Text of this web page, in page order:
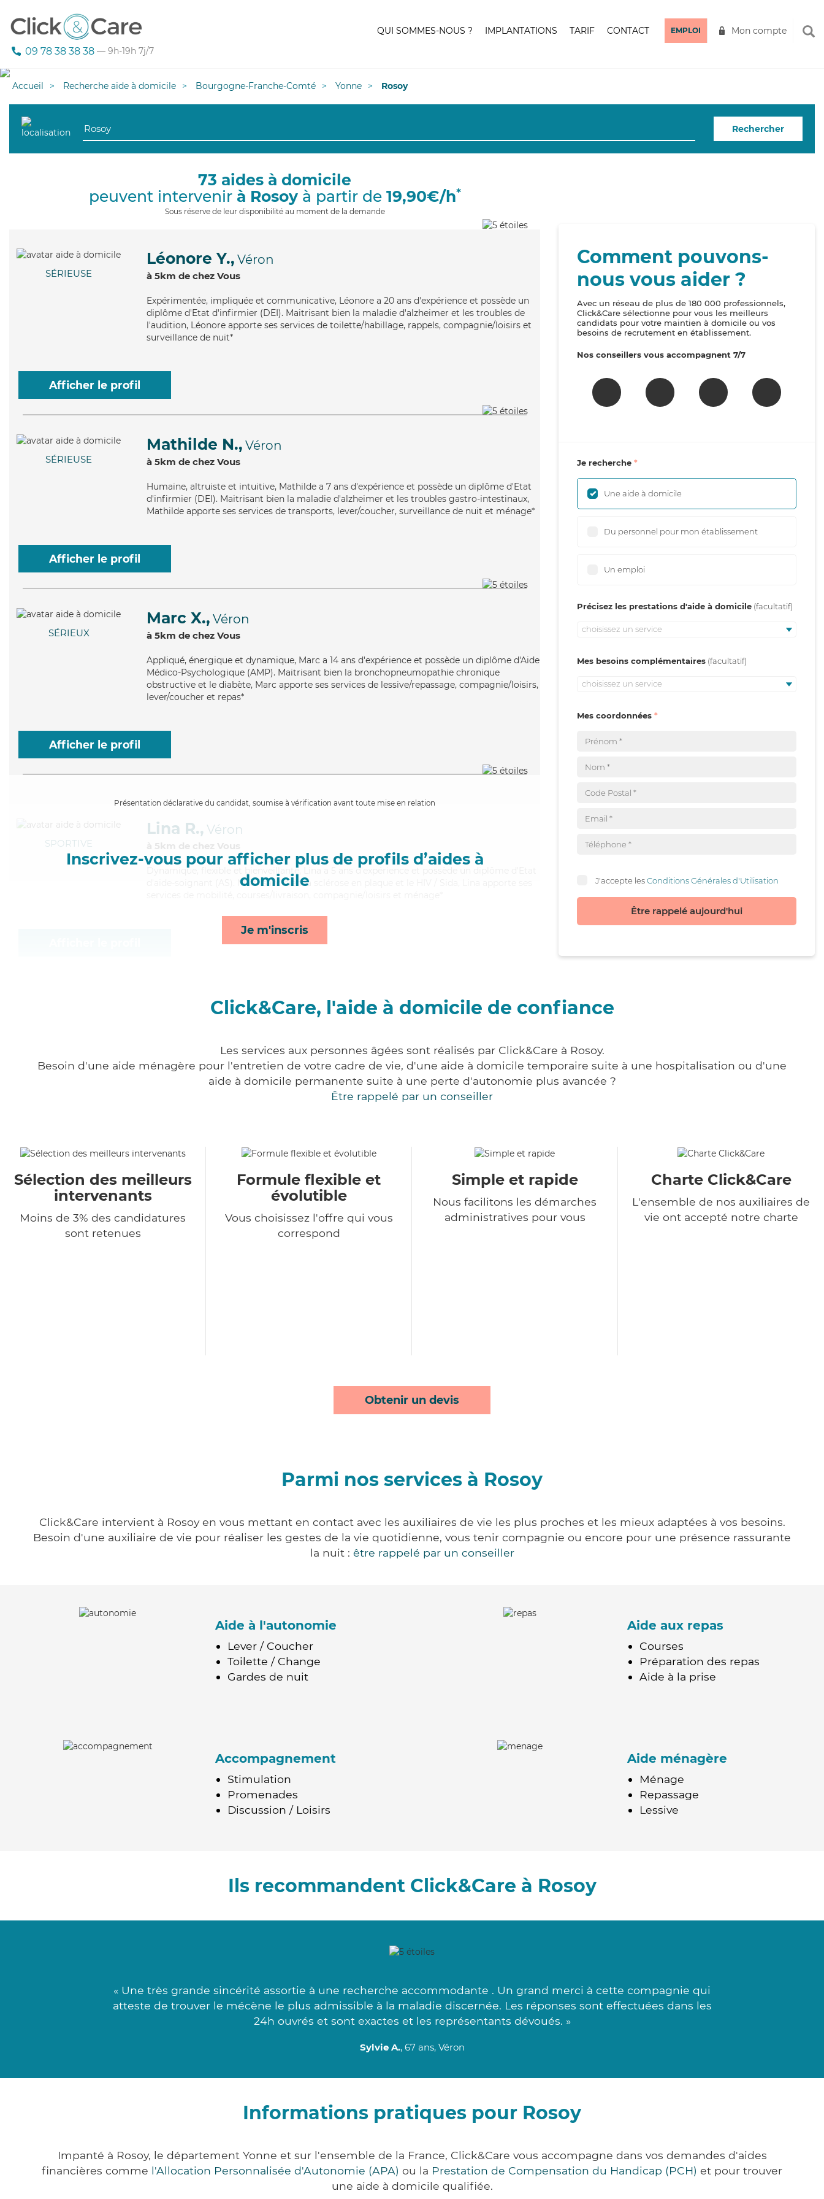
09 78 38 38 38 — 9h-19h 7j/7
QUI SOMMES-NOUS ? IMPLANTATIONS TARIF CONTACT EMPLOI Mon compte
Accueil Recherche aide à domicile Bourgogne-Franche-Comté Yonne Rosoy
Rechercher
73 aides à domicile
peuvent intervenir à Rosoyà partir de 19,90€/h*
Sous réserve de leur disponibilité au moment de la demande
SÉRIEUSE
Léonore Y., Véron
à 5km de chez Vous
Expérimentée, impliquée et communicative, Léonore a 20 ans d'expérience et possède un
diplôme d'Etat d'infirmier (DEI). Maitrisant bien la maladie d'alzheimer et les troubles de
l'audition, Léonore apporte ses services de toilette/habillage, rappels, compagnie/loisirs et
surveillance de nuit*
Afficher le profil
SÉRIEUSE
Mathilde N., Véron
à 5km de chez Vous
Humaine, altruiste et intuitive, Mathilde a 7 ans d'expérience et possède un diplôme d'Etat
d'infirmier (DEI). Maitrisant bien la maladie d'alzheimer et les troubles gastro-intestinaux,
Mathilde apporte ses services de transports, lever/coucher, surveillance de nuit et ménage*
Afficher le profil
SÉRIEUX
Marc X., Véron
à 5km de chez Vous
Appliqué, énergique et dynamique, Marc a 14 ans d'expérience et possède un diplôme d'Aide
Médico-Psychologique (AMP). Maitrisant bien la bronchopneumopathie chronique
obstructive et le diabète, Marc apporte ses services de lessive/repassage, compagnie/loisirs,
lever/coucher et repas*
Afficher le profil
Présentation déclarative du candidat, soumise à vérification avant toute mise en relation
Inscrivez-vous pour afficher plus de profils d’aides à
domicile
Je m'inscris
SPORTIVE
Lina R., Véron
à 5km de chez Vous
Dynamique
, flexible et bienveillante, Lina a 5 ans d'expérience et possède un diplôme d'Etat
d'aide-soignant (AS). Maitrisant bien la sclérose en plaque et le HIV / Sida, Lina apporte ses
Comment pouvons-
nous vous aider ?
Avec un réseau de plus de 180 000 professionnels,
Click&Care sélectionne pour vous les meilleurs
candidats pour votre maintien à domicile ou vos
besoins de recrutement en établissement.
Nos conseillers vous accompagnent 7/7
Je recherche
Une aide à domicile
Du personnel pour mon établissement
Un emploi
Précisez les prestations d'aide à domicile
choisissez un service
Mes besoins complémentaires
choisissez un service
Mes coordonnées
J'accepte lesConditions Générales d'Utilisation
Être rappelé aujourd'hui
Click&Care, l'aide à domicile de confiance
Les services aux personnes âgées sont réalisés par Click&Care à Rosoy.
Besoin d'une aide ménagère pour l'entretien de votre cadre de vie, d'une aide à domicile temporaire suite à une hospitalisation ou d'une
aide à domicile permanente suite à une perte d'autonomie plus avancée ?
Être rappelé par un conseiller
Sélection des meilleurs
intervenants
Moins de 3% des candidatures
sont retenues
Formule flexible et
évolutible
Vous choisissez l'offre qui vous
correspond
Simple et rapide
Nous facilitons les démarches
administratives pour vous
Charte Click&Care
L'ensemble de nos auxiliaires de
vie ont accepté notre charte
Obtenir un devis
Parmi nos services à Rosoy
Click&Care intervient à Rosoy en vous mettant en contact avec les auxiliaires de vie les plus proches et les mieux adaptées à vos besoins.
Besoin d'une auxiliaire de vie pour réaliser les gestes de la vie quotidienne, vous tenir compagnie ou encore pour une présence rassurante
la nuit : être rappelé par un conseiller
Aide à l'autonomie
Lever / Coucher
Toilette / Change
Gardes de nuit
Aide aux repas
Courses
Préparation des repas
Aide à la prise
Accompagnement
Stimulation
Promenades
Discussion / Loisirs
Aide ménagère
Ménage
Repassage
Lessive
Ils recommandent Click&Care à Rosoy
« Une très grande sincérité assortie à une recherche accommodante . Un grand merci à cette compagnie qui
atteste de trouver le mécène le plus admissible à la maladie discernée. Les réponses sont effectuées dans les
24h ouvrés et sont exactes et les représentants dévoués. »
Sylvie A., 67 ans, Véron
Informations pratiques pour Rosoy
Impanté à Rosoy, le département Yonne et sur l'ensemble de la France, Click&Care vous accompagne dans vos demandes d'aides
financières comme l'Allocation Personnalisée d'Autonomie (APA) ou la Prestation de Compensation du Handicap (PCH) et pour trouver
une aide à domicile qualifiée.